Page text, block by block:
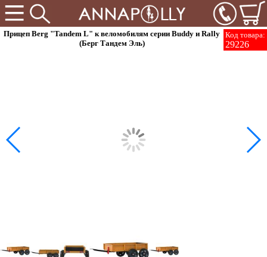
Код товара:
29226
Прицеп Berg "Tandem L" к веломобилям серии Buddy и Rally
(Берг Тандем Эль)